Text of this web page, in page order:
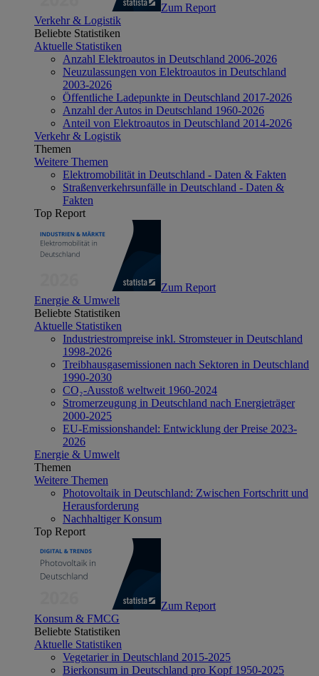
Zum Report
Verkehr & Logistik
Beliebte Statistiken
Aktuelle Statistiken
Anzahl Elektroautos in Deutschland 2006-2026
Neuzulassungen von Elektroautos in Deutschland
2003-2026
Öffentliche Ladepunkte in Deutschland 2017-2026
Anzahl der Autos in Deutschland 1960-2026
Anteil von Elektroautos in Deutschland 2014-2026
Verkehr & Logistik
Themen
Weitere Themen
Elektromobilität in Deutschland - Daten & Fakten
Straßenverkehrsunfälle in Deutschland - Daten &
Fakten
Top Report
Zum Report
Energie & Umwelt
Beliebte Statistiken
Aktuelle Statistiken
Industriestrompreise inkl. Stromsteuer in Deutschland
1998-2026
Treibhausgasemissionen nach Sektoren in Deutschland
1990-2030
CO₂-Ausstoß weltweit 1960-2024
Stromerzeugung in Deutschland nach Energieträger
2000-2025
EU-Emissionshandel: Entwicklung der Preise 2023-
2026
Energie & Umwelt
Themen
Weitere Themen
Photovoltaik in Deutschland: Zwischen Fortschritt und
Herausforderung
Nachhaltiger Konsum
Top Report
Zum Report
Konsum & FMCG
Beliebte Statistiken
Aktuelle Statistiken
Vegetarier in Deutschland 2015-2025
Bierkonsum in Deutschland pro Kopf 1950-2025